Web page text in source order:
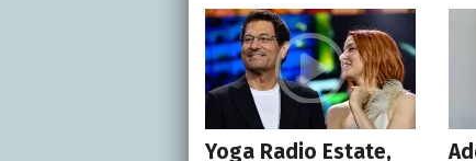
Yoga Radio Estate,